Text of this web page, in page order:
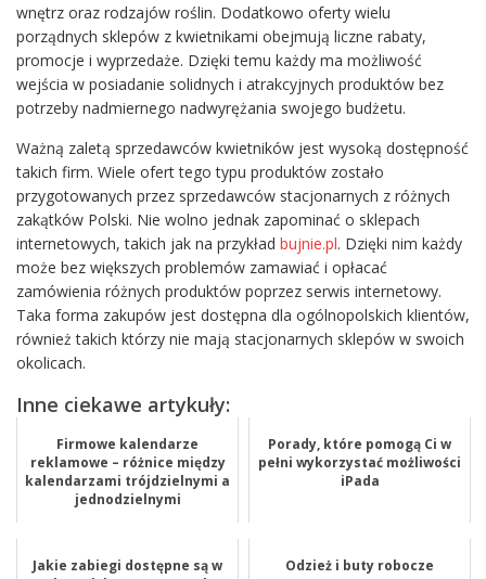
wnętrz oraz rodzajów roślin. Dodatkowo oferty wielu
porządnych sklepów z kwietnikami obejmują liczne rabaty,
promocje i wyprzedaże. Dzięki temu każdy ma możliwość
wejścia w posiadanie solidnych i atrakcyjnych produktów bez
potrzeby nadmiernego nadwyrężania swojego budżetu.
Ważną zaletą sprzedawców kwietników jest wysoką dostępność
takich firm. Wiele ofert tego typu produktów zostało
przygotowanych przez sprzedawców stacjonarnych z różnych
zakątków Polski. Nie wolno jednak zapominać o sklepach
internetowych, takich jak na przykład bujnie.pl. Dzięki nim każdy
może bez większych problemów zamawiać i opłacać
zamówienia różnych produktów poprzez serwis internetowy.
Taka forma zakupów jest dostępna dla ogólnopolskich klientów,
również takich którzy nie mają stacjonarnych sklepów w swoich
okolicach.
Inne ciekawe artykuły:
Firmowe kalendarze
reklamowe – różnice między
kalendarzami trójdzielnymi a
jednodzielnymi
Porady, które pomogą Ci w
pełni wykorzystać możliwości
iPada
Jakie zabiegi dostępne są w
Odzież i buty robocze